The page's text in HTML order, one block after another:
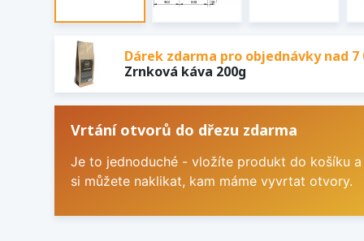
Dárek zdarma pro objednávky nad 7
Zrnková káva 200g
Vrtání otvorů do dřezu zdarma
Je to jednoduché - vložíte produkt do košíku
si můžete naklikat, kam máme vyvrtat otvory.